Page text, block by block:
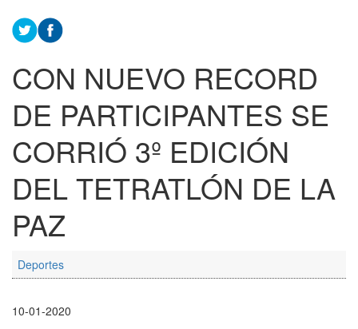
CON NUEVO RECORD
DE PARTICIPANTES SE
CORRIÓ 3º EDICIÓN
DEL TETRATLÓN DE LA
PAZ
Deportes
10-01-2020